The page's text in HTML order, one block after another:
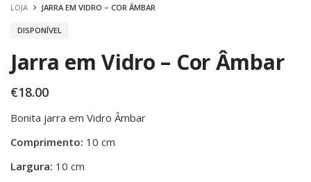
LOJA JARRA EM VIDRO – COR ÂMBAR
DISPONÍVEL
Jarra em Vidro – Cor Âmbar
€18.00
Bonita jarra em Vidro Âmbar
Comprimento: 10 cm
Largura: 10 cm